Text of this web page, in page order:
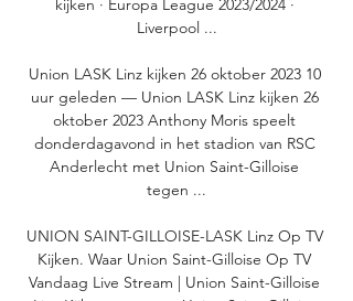
kijken · Europa League 2023/2024 ·
Liverpool ...
Union LASK Linz kijken 26 oktober 2023 10
uur geleden — Union LASK Linz kijken 26
oktober 2023 Anthony Moris speelt
donderdagavond in het stadion van RSC
Anderlecht met Union Saint-Gilloise
tegen ...
UNION SAINT-GILLOISE-LASK Linz Op TV
Kijken. Waar Union Saint-Gilloise Op TV
Vandaag Live Stream | Union Saint-Gilloise